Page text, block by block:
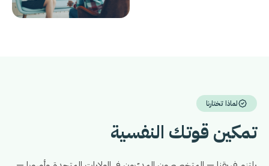
لماذا تختارنا
تمكين قوتك النفسية